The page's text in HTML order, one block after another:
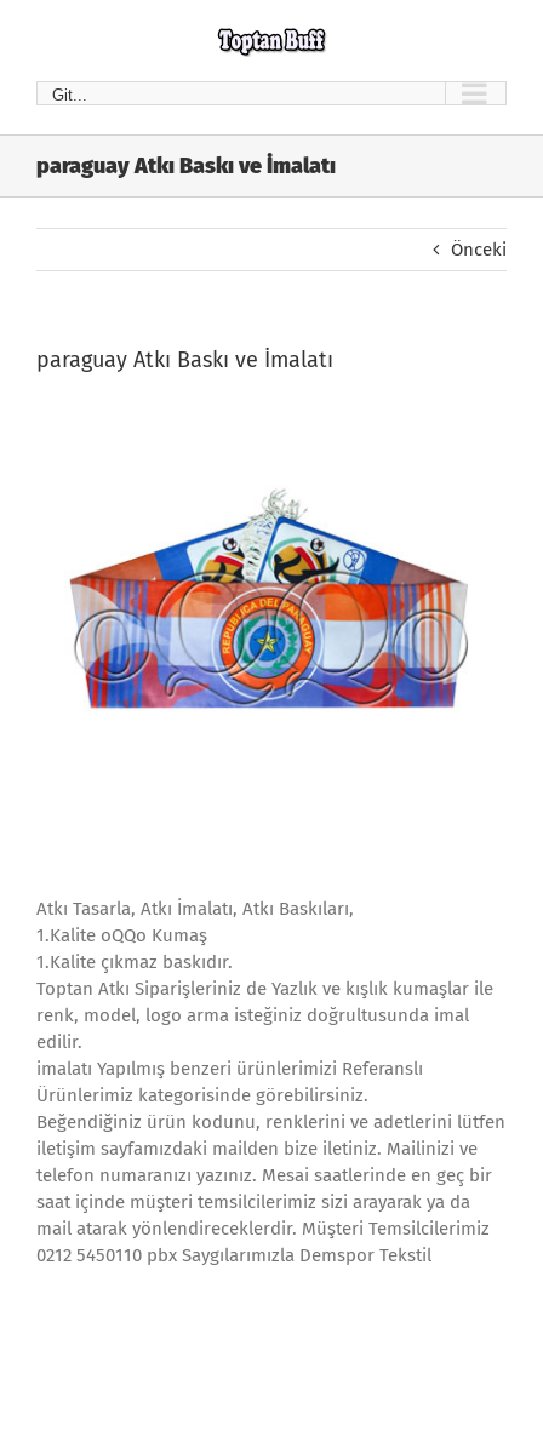
Git...
paraguay Atkı Baskı ve İmalatı
Önceki
paraguay Atkı Baskı ve İmalatı
Atkı Tasarla, Atkı İmalatı, Atkı Baskıları,
1.Kalite oQQo Kumaş
1.Kalite çıkmaz baskıdır.
Toptan Atkı Siparişleriniz de Yazlık ve kışlık kumaşlar ile
renk, model, logo arma isteğiniz doğrultusunda imal
edilir.
imalatı Yapılmış benzeri ürünlerimizi Referanslı
Ürünlerimiz kategorisinde görebilirsiniz.
Beğendiğiniz ürün kodunu, renklerini ve adetlerini lütfen
iletişim sayfamızdaki mailden bize iletiniz. Mailinizi ve
telefon numaranızı yazınız. Mesai saatlerinde en geç bir
saat içinde müşteri temsilcilerimiz sizi arayarak ya da
mail atarak yönlendireceklerdir. Müşteri Temsilcilerimiz
0212 5450110 pbx Saygılarımızla Demspor Tekstil